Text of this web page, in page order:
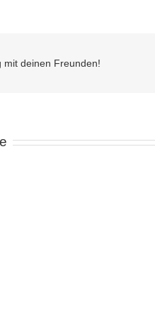
mit deinen Freunden!